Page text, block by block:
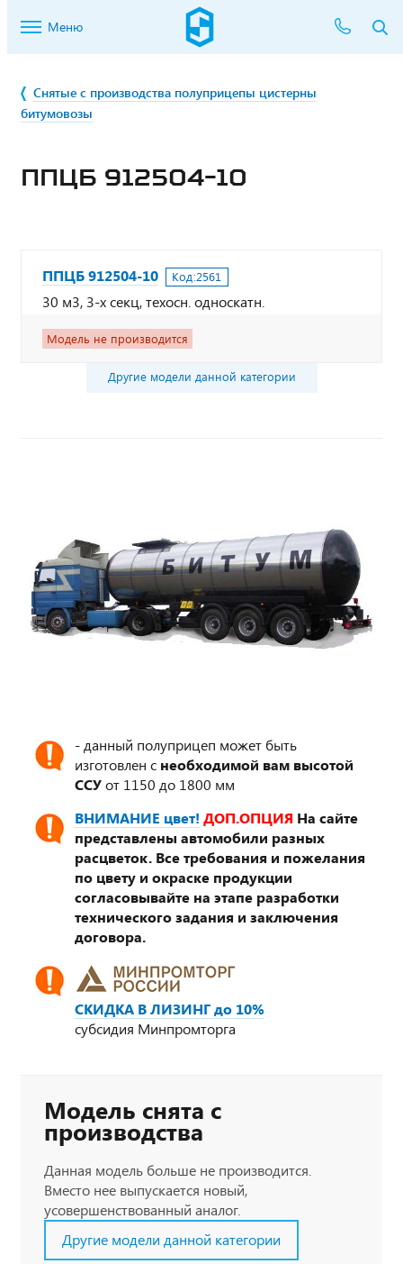
Меню
Снятые с производства полуприцепы цистерны
битумовозы
ППЦБ 912504-10
ППЦБ 912504-10 Код:2561
30 м3, 3-х секц, техосн. односкатн.
Модель не производится
Другие модели данной категории
- данный полуприцеп может быть
изготовлен с необходимой вам высотой
ССУот 1150 до 1800 мм
ВНИМАНИЕ цвет! ДОП.ОПЦИЯ На сайте
представлены автомобили разных
расцветок. Все требования и пожелания
по цвету и окраске продукции
согласовывайте на этапе разработки
технического задания и заключения
договора.
СКИДКА В ЛИЗИНГ до 10%
субсидия Минпромторга
Модель снята с
производства
Данная модель больше не производится.
Вместо нее выпускается новый,
усовершенствованный аналог.
Другие модели данной категории